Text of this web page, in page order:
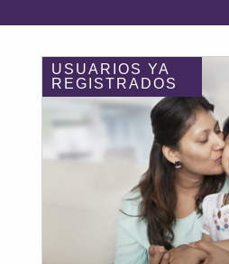
USUARIOS YA
REGISTRADOS